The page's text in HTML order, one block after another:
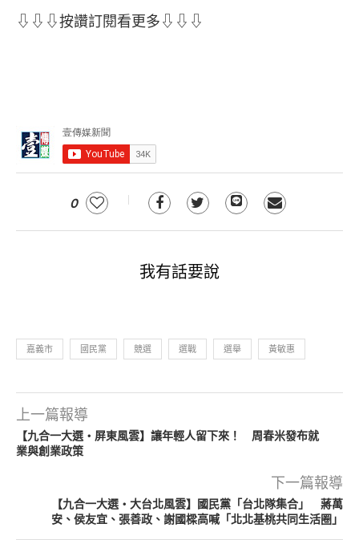
⇩⇩⇩按讚訂閱看更多⇩⇩⇩
0
我有話要說
嘉義市 國民黨 競選 選戰 選舉 黃敏惠
上一篇報導
【九合一大選・屏東風雲】讓年輕人留下來！ 周春米發布就
業與創業政策
下一篇報導
【九合一大選・大台北風雲】國民黨「台北隊集合」 蔣萬
安、侯友宜、張善政、謝國樑高喊「北北基桃共同生活圈」